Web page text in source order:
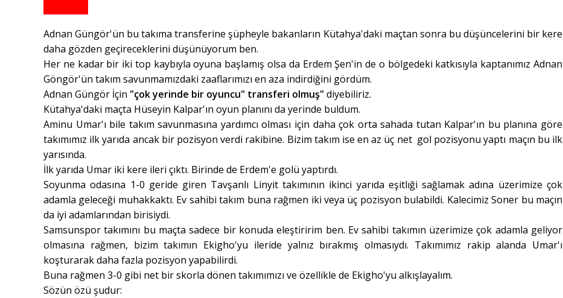
Adnan Güngör'ün bu takıma transferine şüpheyle bakanların Kütahya'daki maçtan sonra bu düşüncelerini bir kere
daha gözden geçireceklerini düşünüyorum ben.
Her ne kadar bir iki top kaybıyla oyuna başlamış olsa da Erdem Şen'in de o bölgedeki katkısıyla kaptanımız Adnan
Göngör'ün takım savunmamızdaki zaaflarımızı en aza indirdiğini gördüm.
Adnan Güngör İçin "çok yerinde bir oyuncu" transferi olmuş" diyebiliriz.
Kütahya'daki maçta Hüseyin Kalpar'ın oyun planını da yerinde buldum.
Aminu Umar'ı bile takım savunmasına yardımcı olması için daha çok orta sahada tutan Kalpar'ın bu planına göre
takımımız ilk yarıda ancak bir pozisyon verdi rakibine. Bizim takım ise en az üç net gol pozisyonu yaptı maçın bu ilk
yarısında.
İlk yarıda Umar iki kere ileri çıktı. Birinde de Erdem'e golü yaptırdı.
Soyunma odasına 1-0 geride giren Tavşanlı Linyit takımının ikinci yarıda eşitlıği sağlamak adına üzerimize çok
adamla geleceği muhakkaktı. Ev sahibi takım buna rağmen iki veya üç pozisyon bulabildi. Kalecimiz Soner bu maçın
da iyi adamlarından birisiydi.
Samsunspor takımını bu maçta sadece bir konuda eleştiririm ben. Ev sahibi takımın üzerimize çok adamla geliyor
olmasına rağmen, bizim takımın Ekigho'yu ileride yalnız bırakmış olmasıydı. Takımımız rakip alanda Umar'ı
koşturarak daha fazla pozisyon yapabilirdi.
Buna rağmen 3-0 gibi net bir skorla dönen takımımızı ve özellikle de Ekigho'yu alkışlayalım.
Sözün özü şudur: